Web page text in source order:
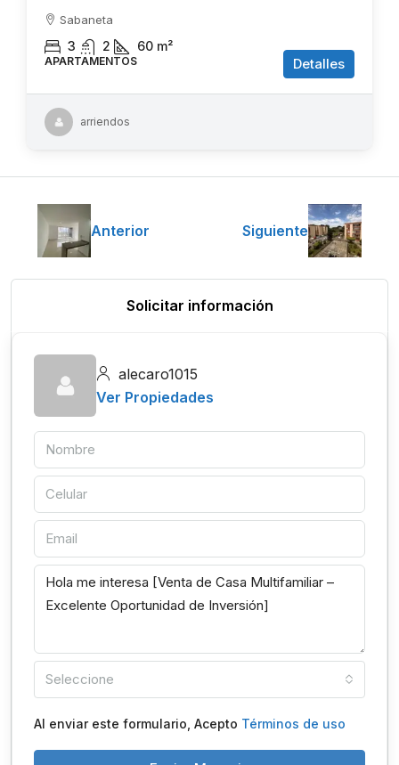
Sabaneta
3 2 60 m²
APARTAMENTOS Detalles
arriendos
Anterior Siguiente
Solicitar información
alecaro1015
Ver Propiedades
Seleccione
Al enviar este formulario, Acepto Términos de uso